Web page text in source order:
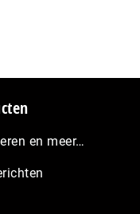
en meer…